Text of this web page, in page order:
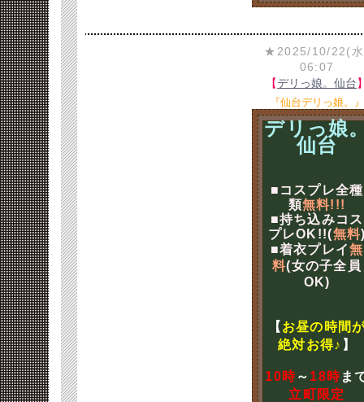
★2025/10/22(
06:07
【デリっ娘。仙台
『仙台デリっ娘。』
デリっ娘
仙台
■コスプレ全種
類無料!!!
■持ち込みコス
プレOK!!(無料
■着衣プレイ無
料(女の子全員
OK)
【 お昼の時間
絶対お得♪ 】
10時～ 18時ま
立町限定